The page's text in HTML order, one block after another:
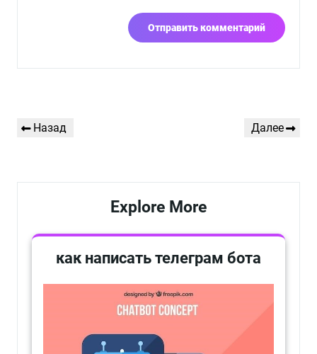
по
Предыдущая
Назад
Следующая
Далее
Explore More
как написать телеграм бота